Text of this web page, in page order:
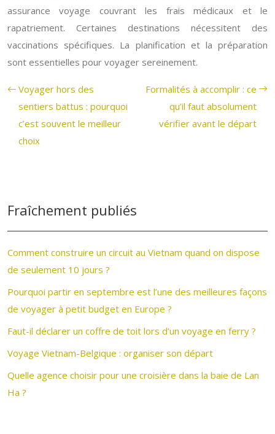
assurance voyage couvrant les frais médicaux et le
rapatriement. Certaines destinations nécessitent des
vaccinations spécifiques. La planification et la préparation
sont essentielles pour voyager sereinement.
Voyager hors des
sentiers battus : pourquoi
c’est souvent le meilleur
choix
Formalités à accomplir : ce
qu’il faut absolument
vérifier avant le départ
Fraîchement publiés
Comment construire un circuit au Vietnam quand on dispose
de seulement 10 jours ?
Pourquoi partir en septembre est l’une des meilleures façons
de voyager à petit budget en Europe ?
Faut-il déclarer un coffre de toit lors d’un voyage en ferry ?
Voyage Vietnam-Belgique : organiser son départ
Quelle agence choisir pour une croisière dans la baie de Lan
Ha ?